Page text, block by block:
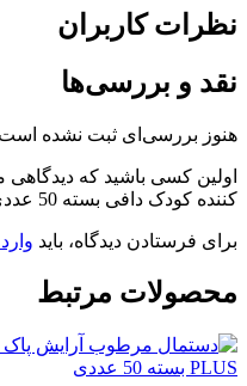
نظرات کاربران
نقد و بررسی‌ها
هنوز بررسی‌ای ثبت نشده
اولین کسی باشید که
کننده کودک دافی بسته 50 عددی”
برای فرستادن دیدگاه، باید
محصولات مرتبط